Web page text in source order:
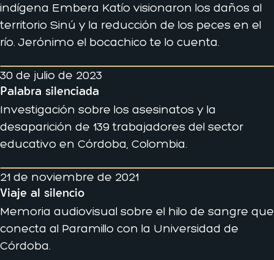
indígena Embera Katío visionaron los daños al
territorio Sinú y la reducción de los peces en el
río. Jerónimo el bocachico te lo cuenta.
30 de julio de 2023
Palabra silenciada
Investigación sobre los asesinatos y la
desaparición de 139 trabajadores del sector
educativo en Córdoba, Colombia.
21 de noviembre de 2021
Viaje al silencio
Memoria audiovisual sobre el hilo de sangre que
conecta al Paramillo con la Universidad de
Córdoba.